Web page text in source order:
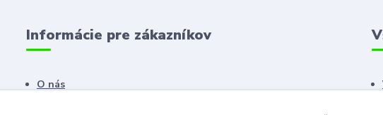
Informácie pre zákazníkov
O nás